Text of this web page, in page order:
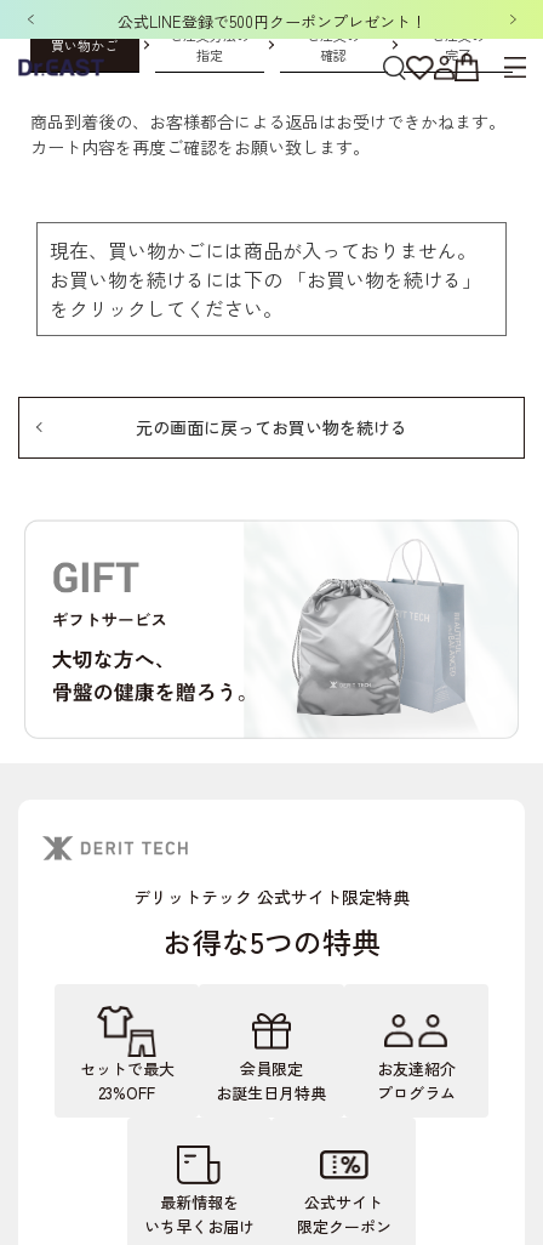
公式LINE登録で500円クーポンプレゼント！
買い物かご
ご注文方法の
指定
ご注文の
確認
ご注文の
完了
商品到着後の、お客様都合による返品はお受けできかねます。
カート内容を再度ご確認をお願い致します。
現在、買い物かごには商品が入っておりません。
お買い物を続けるには下の 「お買い物を続ける」
をクリックしてください。
元の画面に戻ってお買い物を続ける
デリットテック 公式サイト限定特典
お得な5つの特典
セットで最大
23%OFF
会員限定
お誕生日月特典
お友達紹介
プログラム
最新情報を
いち早くお届け
公式サイト
限定クーポン